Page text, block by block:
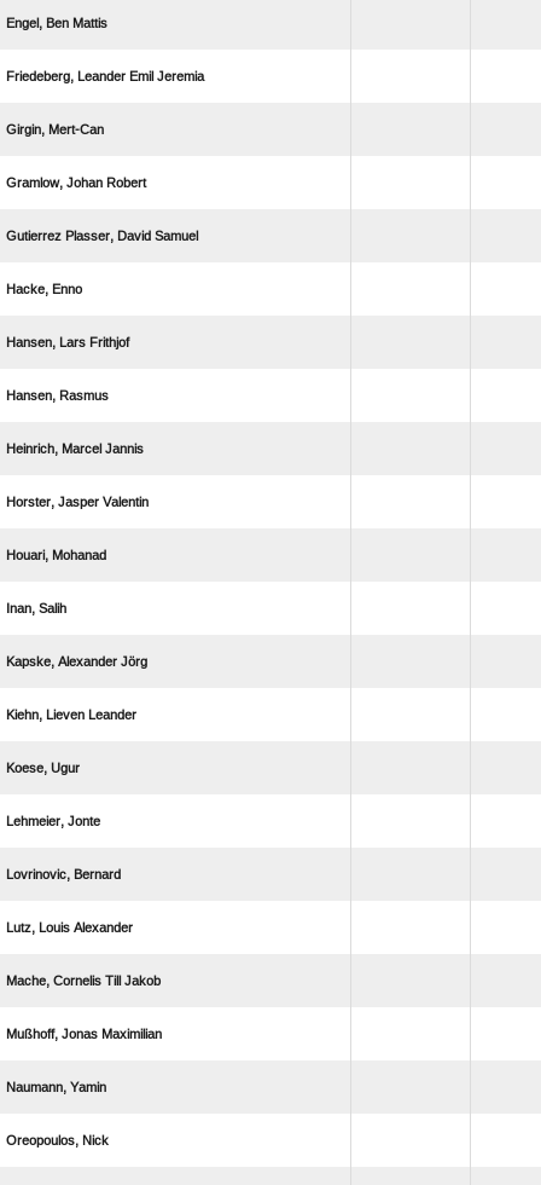
  
   
 
  
   
 
  
 
  
  
 
 
  
  
 
 
 
  
   
  
 
 